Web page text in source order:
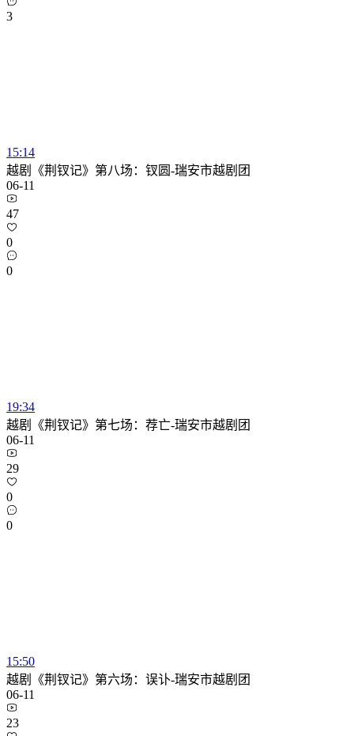
3
15:14
越剧《荆钗记》第八场：钗圆-瑞安市越剧团
06-11
47
0
0
19:34
越剧《荆钗记》第七场：荐亡-瑞安市越剧团
06-11
29
0
0
15:50
越剧《荆钗记》第六场：误讣-瑞安市越剧团
06-11
23